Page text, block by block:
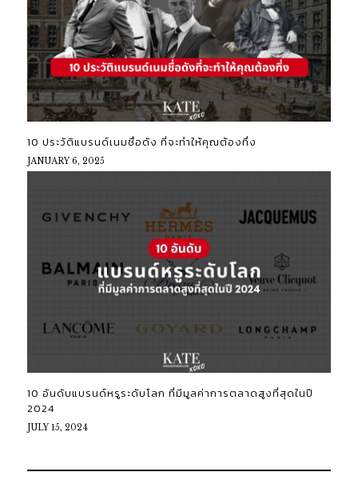
10 ประวัติแบรนด์เนมชื่อดัง ที่จะทำให้คุณต้องทึ่ง
JANUARY 6, 2025
10 อันดับแบรนด์หรูระดับโลก ที่มีมูลค่าการตลาดสูงที่สุดในปี
2024
JULY 15, 2024